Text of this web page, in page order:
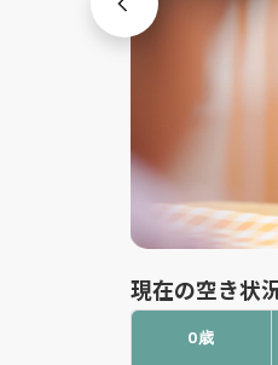
現在の空き状
0歳